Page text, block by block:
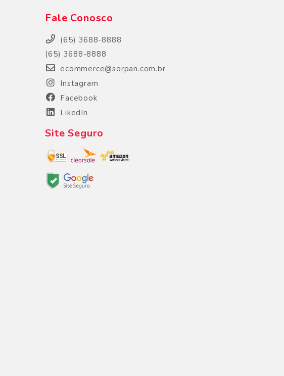
Fale Conosco
(65) 3688-8888
(65) 3688-8888
ecommerce@sorpan.com.br
Instagram
Facebook
LikedIn
Site Seguro